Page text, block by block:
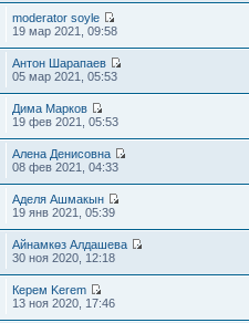
moderator soyle
19 мар 2021, 09:58
Антон Шарапаев
05 мар 2021, 05:53
Дима Марков
19 фев 2021, 05:53
Алена Денисовна
08 фев 2021, 04:33
Аделя Ашмакын
19 янв 2021, 05:39
Айнамкөз Алдашева
30 ноя 2020, 12:18
Керем Kerem
13 ноя 2020, 17:46